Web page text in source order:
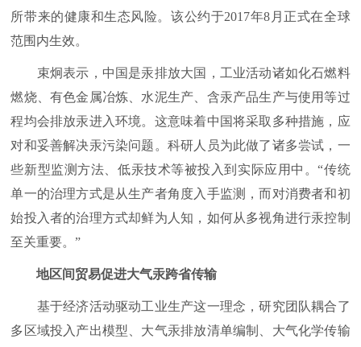
所带来的健康和生态风险。该公约于2017年8月正式在全球
范围内生效。
束炯表示，中国是汞排放大国，工业活动诸如化石燃料
燃烧、有色金属冶炼、水泥生产、含汞产品生产与使用等过
程均会排放汞进入环境。这意味着中国将采取多种措施，应
对和妥善解决汞污染问题。科研人员为此做了诸多尝试，一
些新型监测方法、低汞技术等被投入到实际应用中。“传统
单一的治理方式是从生产者角度入手监测，而对消费者和初
始投入者的治理方式却鲜为人知，如何从多视角进行汞控制
至关重要。”
地区间贸易促进大气汞跨省传输
基于经济活动驱动工业生产这一理念，研究团队耦合了
多区域投入产出模型、大气汞排放清单编制、大气化学传输